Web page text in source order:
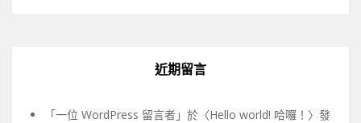
近期留言
「一位 WordPress 留言者 」於〈Hello world! 哈囉！ 〉發